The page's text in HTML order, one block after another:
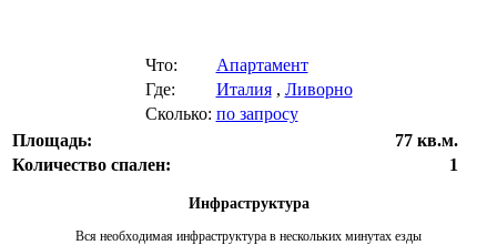
Что:
Апартамент
Где:
Италия, Ливорно
Сколько: по запросу
Площадь:
77 кв.м.
Количество спален:
1
Инфраструктура
Вся необходимая инфраструктура в нескольких минутах езды